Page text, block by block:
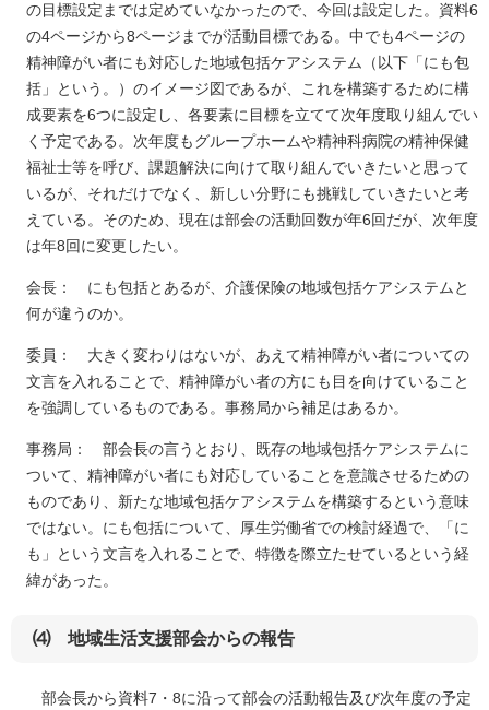
の目標設定までは定めていなかったので、今回は設定した。資料6
の4ページから8ページまでが活動目標である。中でも4ページの
精神障がい者にも対応した地域包括ケアシステム（以下「にも包
括」という。）のイメージ図であるが、これを構築するために構
成要素を6つに設定し、各要素に目標を立てて次年度取り組んでい
く予定である。次年度もグループホームや精神科病院の精神保健
福祉士等を呼び、課題解決に向けて取り組んでいきたいと思って
いるが、それだけでなく、新しい分野にも挑戦していきたいと考
えている。そのため、現在は部会の活動回数が年6回だが、次年度
は年8回に変更したい。
会長： にも包括とあるが、介護保険の地域包括ケアシステムと
何が違うのか。
委員： 大きく変わりはないが、あえて精神障がい者についての
文言を入れることで、精神障がい者の方にも目を向けていること
を強調しているものである。事務局から補足はあるか。
事務局： 部会長の言うとおり、既存の地域包括ケアシステムに
ついて、精神障がい者にも対応していることを意識させるための
ものであり、新たな地域包括ケアシステムを構築するという意味
ではない。にも包括について、厚生労働省での検討経過で、「に
も」という文言を入れることで、特徴を際立たせているという経
緯があった。
⑷ 地域生活支援部会からの報告
部会長から資料7・8に沿って部会の活動報告及び次年度の予定